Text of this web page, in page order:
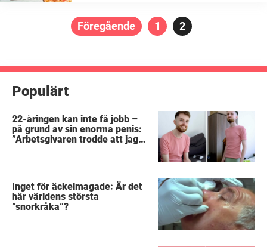
härliga, roliga och ...Sidnumrering
Föregående Sida
1 Sida
2
Populärt
22-åringen kan inte få jobb –
på grund av sin enorma penis:
”Arbetsgivaren trodde att jag
Inget för äckelmagade: Är det
här världens största
”snorkråka”?